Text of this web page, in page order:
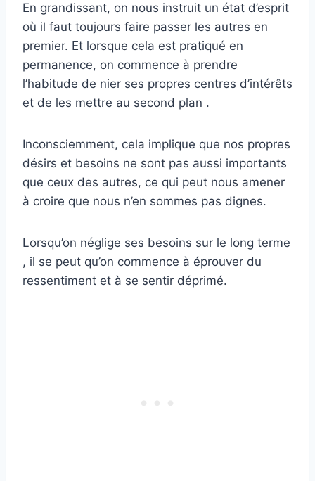
En grandissant, on nous instruit un état d’esprit
où il faut toujours faire passer les autres en
premier. Et lorsque cela est pratiqué en
permanence, on commence à prendre
l’habitude de nier ses propres centres d’intérêts
et de les mettre au second plan .
Inconsciemment, cela implique que nos propres
désirs et besoins ne sont pas aussi importants
que ceux des autres, ce qui peut nous amener
à croire que nous n’en sommes pas dignes.
Lorsqu’on néglige ses besoins sur le long terme
, il se peut qu’on commence à éprouver du
ressentiment et à se sentir déprimé.